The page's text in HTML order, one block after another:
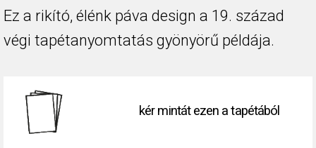
Ez a rikító, élénk páva design a 19. század
végi tapétanyomtatás gyönyörű példája.
kér mintát ezen a tapétából